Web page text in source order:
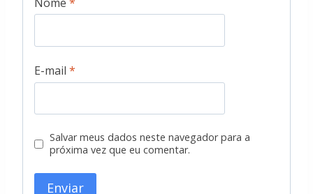
E-mail *
Salvar meus dados neste navegador para a
próxima vez que eu comentar.